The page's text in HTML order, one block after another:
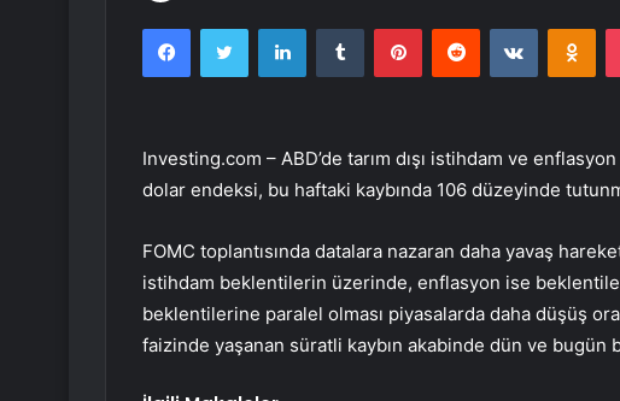
FacebookTwitter LinkedInTumblr PinterestReddit VKontakte
Investing.com – ABD’de tarım dışı istihdam ve
dolar endeksi, bu haftaki kaybında 106 düzeyinde
FOMC toplantısında datalara nazaran daha yavaş
istihdam beklentilerin üzerinde, enflasyon ise
beklentilerine paralel olması piyasalarda daha düşüş
faizinde yaşanan süratli kaybın akabinde dün ve bugün